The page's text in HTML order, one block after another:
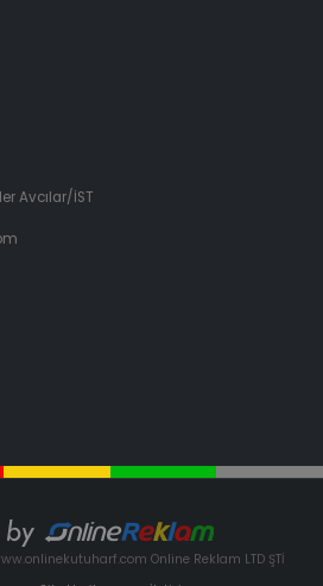
Avcılar/İST
Online Reklam LTD ŞTİ